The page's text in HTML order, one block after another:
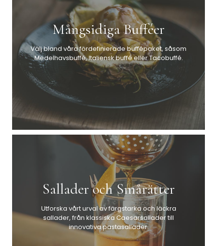
Mångsidiga Bufféer
Välj bland våra fördefinierade buffépaket, såsom
Medelhavsbuffé, Italiensk buffé eller Tacobuffé.
Sallader och Smårätter
Utforska vårt urval av färgstarka och läckra
sallader, från klassiska Caesarsallader till
innovativa pastasallader.